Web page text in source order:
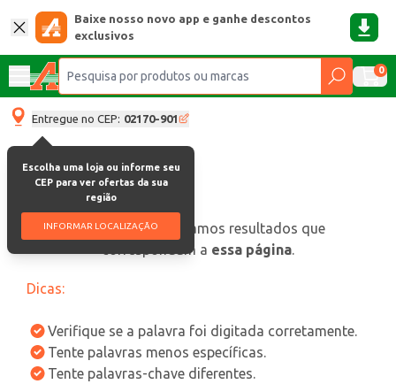
Baixe nosso novo app e ganhe descontos
exclusivos
0
Entregue no CEP: 02170-901
Escolha uma loja ou informe seu
CEP para ver ofertas da sua
região
INFORMAR LOCALIZAÇÃO
oops, não encontramos resultados que
correspondam a essa página.
Dicas:
Verifique se a palavra foi digitada corretamente.
Tente palavras menos específicas.
Tente palavras-chave diferentes.